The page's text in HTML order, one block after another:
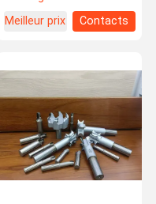
Meilleur prix
Contacts